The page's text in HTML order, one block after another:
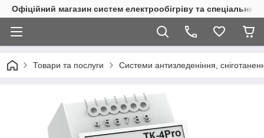
Офіційний магазин систем електрообігріву та спеціальних
Товари та послуги Системи антизледеніння,